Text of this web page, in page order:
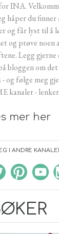
INA.
håper du finner
og får lyst til å
og prøve noen
Legg gjerne
bloggen om det
og følge meg
kanaler - lenker
mer her
I ANDRE